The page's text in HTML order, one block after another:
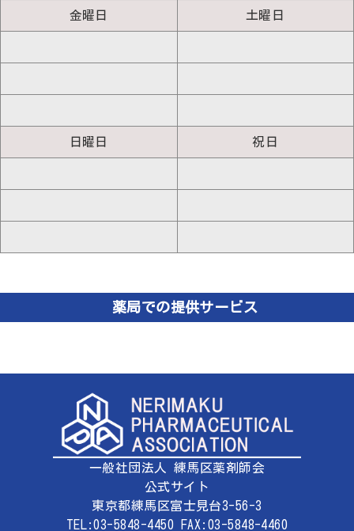
金曜日 土曜日
日曜日 祝日
薬局での提供サービス
一般社団法人 練馬区薬剤師会
公式サイト
東京都練馬区富士見台3-56-3
TEL:03-5848-4450 FAX:03-5848-4460